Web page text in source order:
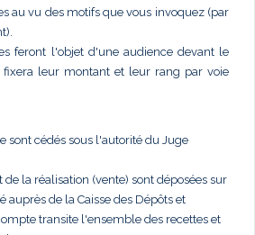
au vu des motifs que vous invoquez (par
feront l'objet d'une audience devant le
fixera leur montant et leur rang par voie
sont cédés sous l'autorité du Juge
la réalisation (vente) sont déposées sur
de la Caisse des Dépôts et
transite l'ensemble des recettes et